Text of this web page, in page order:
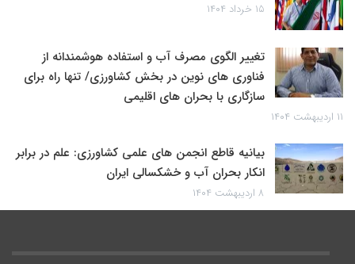
۱۵ خرداد ۱۴۰۴
تغییر الگوی مصرف آب و استفاده هوشمندانه از
فناوری های نوین در بخش کشاورزی/ تنها راه برای
سازگاری با بحران های اقلیمی
۱۱ اردیبهشت ۱۴۰۴
بیانیه قاطع انجمن های علمی کشاورزی: علم در برابر
انکار بحران آب و خشکسالی ایران
۸ اردیبهشت ۱۴۰۴